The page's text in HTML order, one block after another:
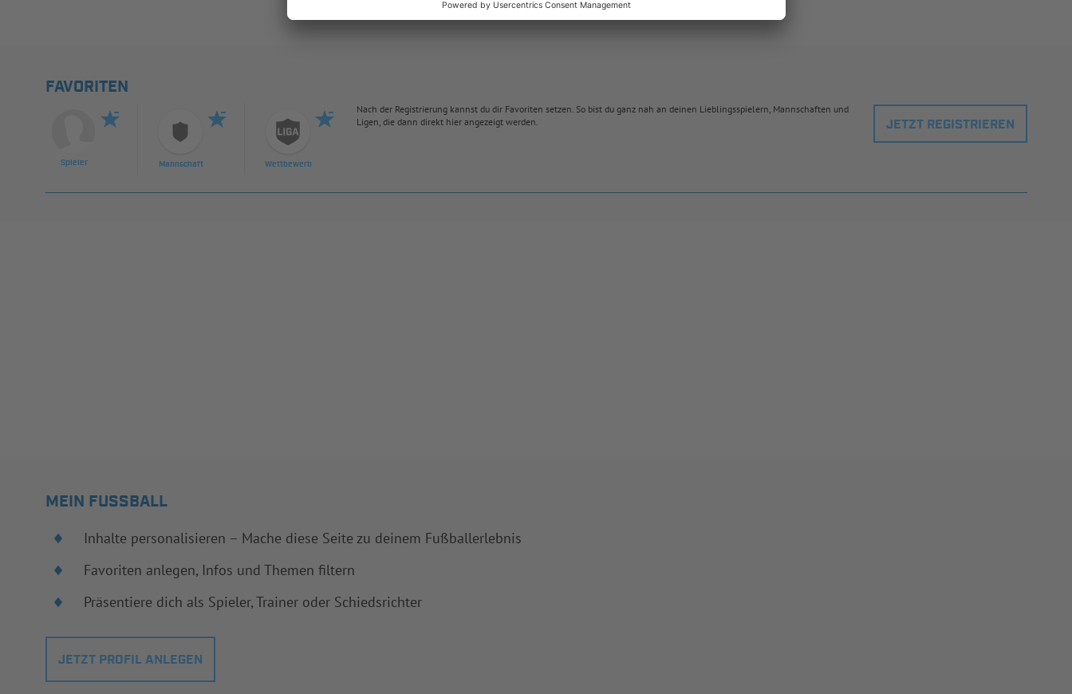
FAVORITEN
Spieler Mannschaft Wettbewerb
Nach der Registrierung kannst du dir Favoriten setzen. So bist du ganz nah an deinen Lieblingsspielern, Mannschaften und
Ligen, die dann direkt hier angezeigt werden.
JETZT REGISTRIEREN
MEIN FUSSBALL
Inhalte personalisieren – Mache diese Seite zu deinem Fußballerlebnis
Favoriten anlegen, Infos und Themen filtern
Präsentiere dich als Spieler, Trainer oder Schiedsrichter
JETZT PROFIL ANLEGEN